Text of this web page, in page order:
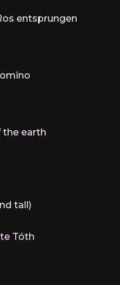
entsprungen
the earth
tall)
Tóth